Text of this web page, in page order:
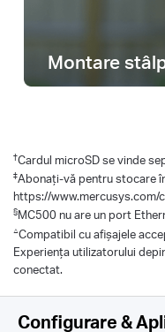
Montare
†Cardul microSD se vinde
‡Abonați-vă pentru stocare
https://www.mercusys.com/
§MC500 nu are un port
△Compatibil cu afișajele
Experiența utilizatorului
conectat.
Configurare &